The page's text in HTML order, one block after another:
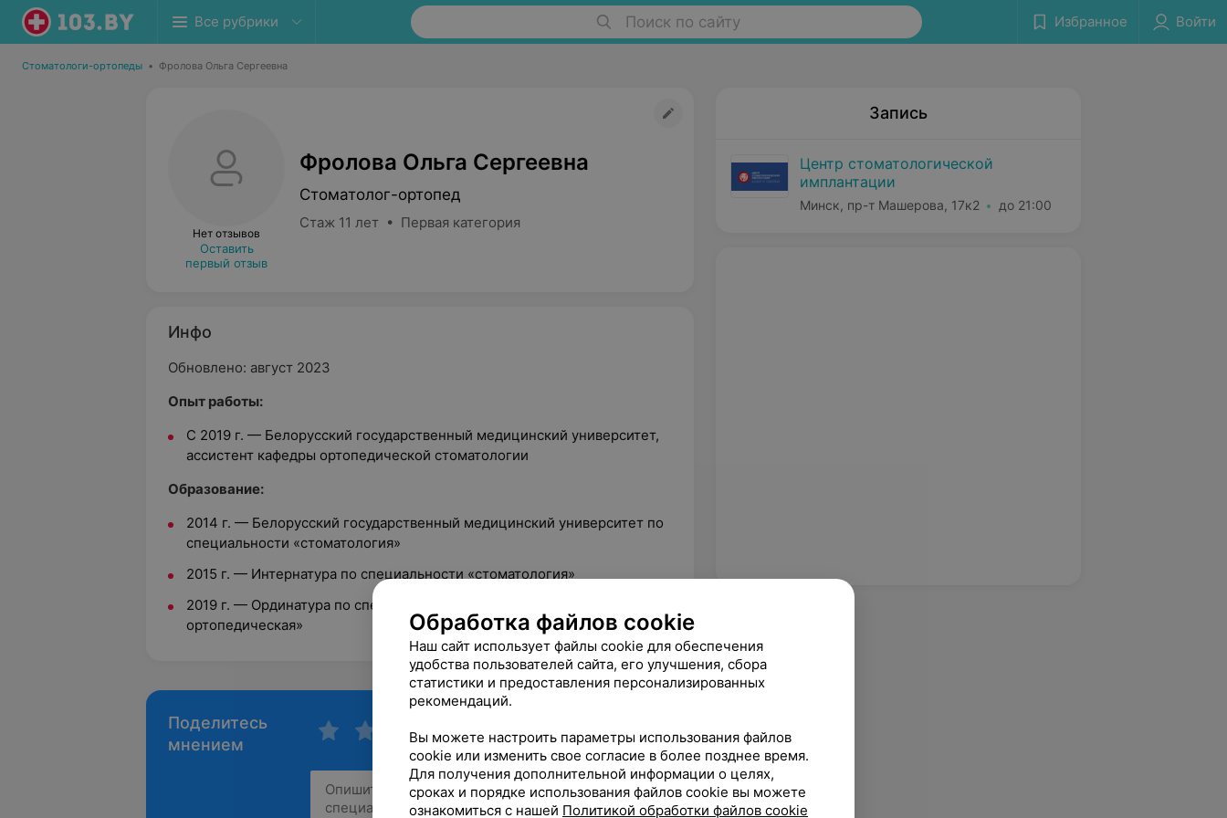
Все рубрики Поиск по сайту Избранное Войти
Стоматологи-ортопеды • Фролова Ольга Сергеевна
Нет отзывов
Оставить
первый отзыв
Фролова Ольга Сергеевна
Стоматолог-ортопед
Стаж 11 лет • Первая категория
Инфо
Обновлено: август 2023
Опыт работы:
С 2019 г. — Белорусский государственный медицинский университет,
ассистент кафедры ортопедической стоматологии
Oбразование:
2014 г. — Белорусский государственный медицинский университет по
специальности «стоматология»
2015 г. — Интернатура по специальности «стоматология»
2019 г. — Ординатура по специальности «стоматология
ортопедическая»
Поделитесь
мнением
Запись
Центр стоматологической
имплантации
Минск, пр-т Машерова, 17к2 до 21:00
Обработка файлов cookie
Наш сайт использует файлы cookie для обеспечения
удобства пользователей сайта, его улучшения, сбора
статистики и предоставления персонализированных
рекомендаций.
Вы можете настроить параметры использования файлов
cookie или изменить свое согласие в более позднее время.
Для получения дополнительной информации о целях,
сроках и порядке использования файлов cookie вы можете
ознакомиться с нашей Политикой обработки файлов cookie